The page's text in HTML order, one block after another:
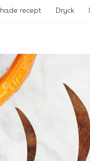
recept Dryck